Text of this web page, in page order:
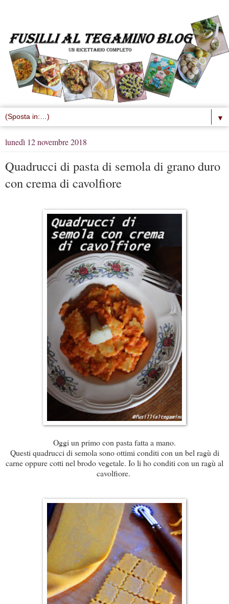
▼
lunedì 12 novembre 2018
Quadrucci di pasta di semola di grano duro
con crema di cavolfiore
Oggi un primo con pasta fatta a mano.
Questi quadrucci di semola sono ottimi conditi con un bel ragù di
carne oppure cotti nel brodo vegetale. Io li ho conditi con un ragù al
cavolfiore.